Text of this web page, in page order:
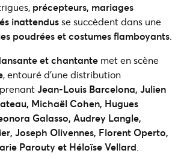
précepteurs, mariages
inattendusse succèdent dans une
poudrées et costumes flamboyants
et chantante met en scène
, entouré d’une distribution
Jean-Louis Barcelona, Julien
Michaël Cohen, Hugues
Galasso, Audrey Langle,
Joseph Olivennes, Florent Operto,
Parouty et Héloïse Vellard